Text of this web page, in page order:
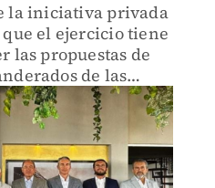
la iniciativa privada
que el ejercicio tiene
las propuestas de
de las